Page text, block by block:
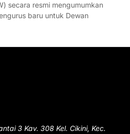
secara resmi mengumumkan
baru untuk Dewan
3 Kav. 308 Kel. Cikini, Kec.